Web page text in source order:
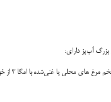
آب‌پز دارای:
خواص تخم مرغ بی‌شمار است. درنتیجه، تخم مرغ غذای کاملی به‌حساب می‌آید و